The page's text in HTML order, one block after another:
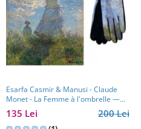
Esarfa Casmir & Manusi - Claude
Monet - La Femme à l'ombrelle —
Madame Monet et son fils
200 Lei
135 Lei